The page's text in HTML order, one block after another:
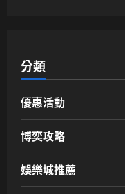
分類
優惠活動
博奕攻略
娛樂城推薦